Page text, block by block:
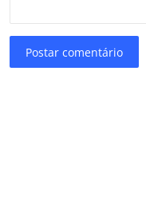
Postar comentário